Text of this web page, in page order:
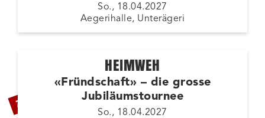
So., 18.04.2027
Aegerihalle, Unterägeri
ZUSATZSHOW
HEIMWEH
«Fründschaft» – die grosse
Jubiläumstournee
So., 18.04.2027